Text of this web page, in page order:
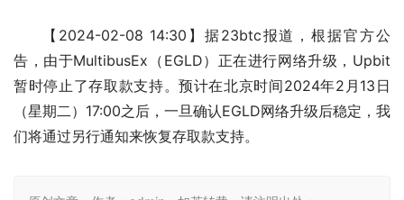
【2024-02-08 14:30】据23btc报道，根据官方公
告，由于MultibusEx（EGLD）正在进行网络升级，Upbit
暂时停止了存取款支持。预计在北京时间2024年2月13日
（星期二）17:00之后，一旦确认EGLD网络升级后稳定，我
们将通过另行通知来恢复存取款支持。